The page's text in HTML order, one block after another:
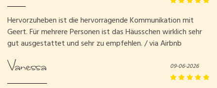
Hervorzuheben ist die hervorragende Kommunikation mit
Geert. Für mehrere Personen ist das Häusschen wirklich sehr
gut ausgestattet und sehr zu empfehlen. / via Airbnb
Vanessa 09-06-2026